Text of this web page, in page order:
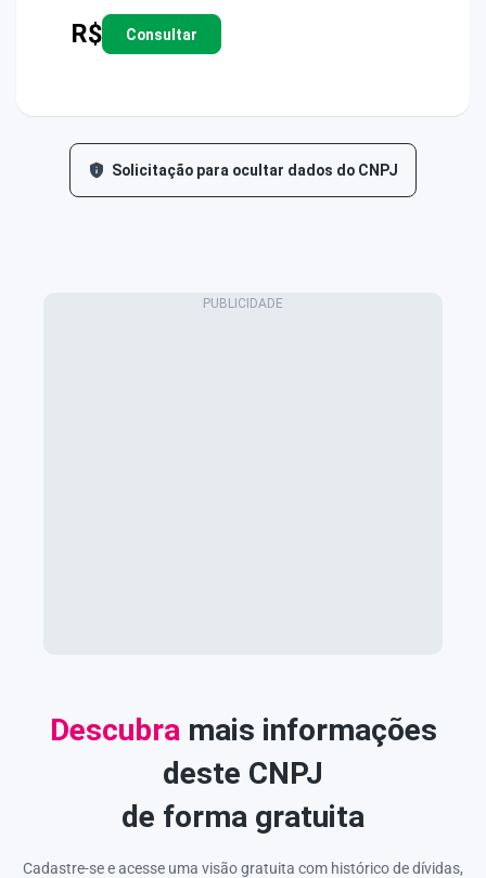
R$ Consultar
Solicitação para ocultar dados do CNPJ
Descubra mais informações
deste CNPJ
de forma gratuita
Cadastre-se e acesse uma visão gratuita com histórico de dívidas,